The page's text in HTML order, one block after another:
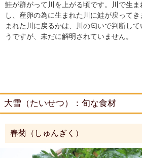
鮭が群がって川を上がる頃です。川で生
し、産卵の為に生まれた川に鮭が戻って
まれた川に戻るかは、川の匂いで判断し
うですが、未だに解明されていません。
大雪（たいせつ）：旬な食材
春菊（しゅんぎく）